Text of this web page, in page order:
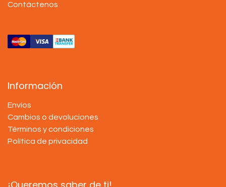
Contáctenos
Información
Envíos
Cambios o devoluciones
Términos y condiciones
Política de privacidad